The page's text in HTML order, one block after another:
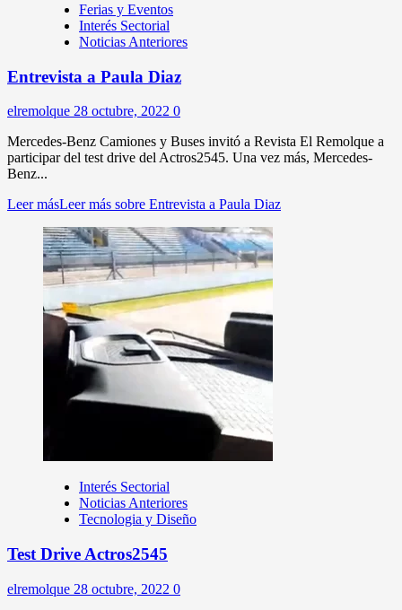
Ferias y Eventos
Interés Sectorial
Noticias Anteriores
Entrevista a Paula Diaz
elremolque 28 octubre, 2022 0
Mercedes-Benz Camiones y Buses invitó a Revista El Remolque a
participar del test drive del Actros2545. Una vez más, Mercedes-
Benz...
Leer másLeer más sobre Entrevista a Paula Diaz
Interés Sectorial
Noticias Anteriores
Tecnologia y Diseño
Test Drive Actros2545
elremolque 28 octubre, 2022 0